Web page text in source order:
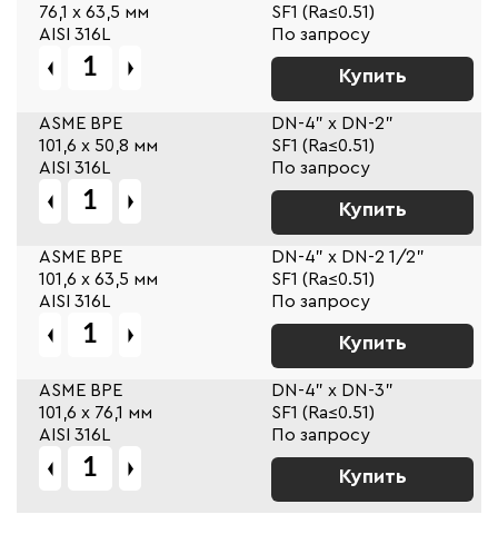
76,1 х 63,5 мм
SF1 (Ra≤0.51)
AISI 316L
По запросу
Купить
ASME BPE
DN-4" x DN-2"
101,6 х 50,8 мм
SF1 (Ra≤0.51)
AISI 316L
По запросу
Купить
ASME BPE
DN-4" x DN-2 1/2"
101,6 х 63,5 мм
SF1 (Ra≤0.51)
AISI 316L
По запросу
Купить
ASME BPE
DN-4" x DN-3"
101,6 х 76,1 мм
SF1 (Ra≤0.51)
AISI 316L
По запросу
Купить